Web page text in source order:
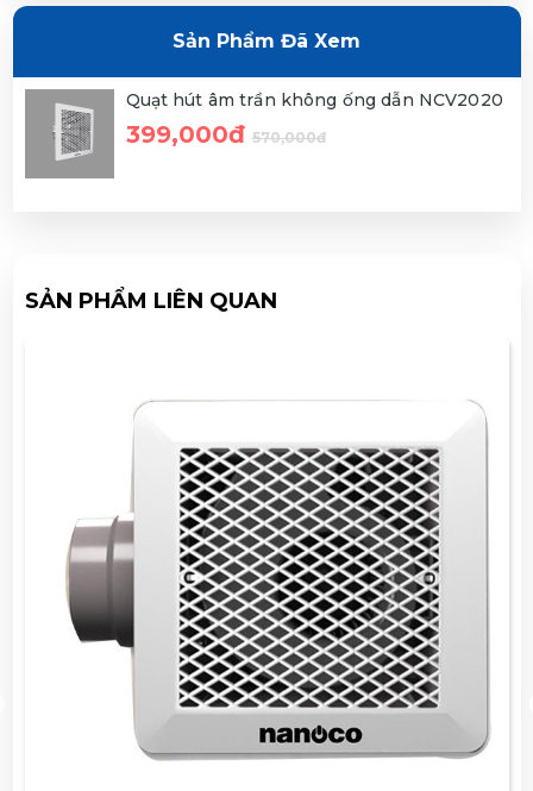
Sản Phẩm Đã Xem
Quạt hút âm trần không ống dẫn NCV2020
399,000đ 570,000đ
SẢN PHẨM LIÊN QUAN